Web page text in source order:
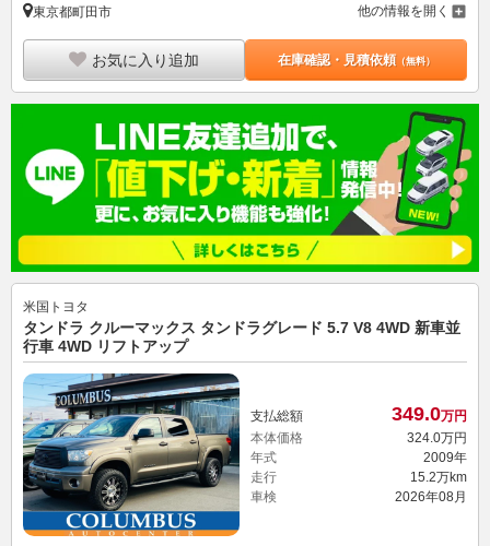
東京都町田市 他の情報を開く
お気に入り追加 在庫確認・見積依頼（無料）
米国トヨタ
タンドラ クルーマックス タンドラグレード 5.7 V8 4WD 新車並
行車 4WD リフトアップ
支払総額 349.0万円
本体価格
324.0万円
年式
2009年
走行
15.2万km
車検
2026年08月